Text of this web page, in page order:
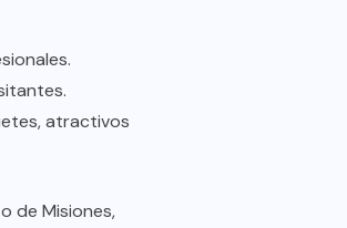
atractivos
de Misiones,